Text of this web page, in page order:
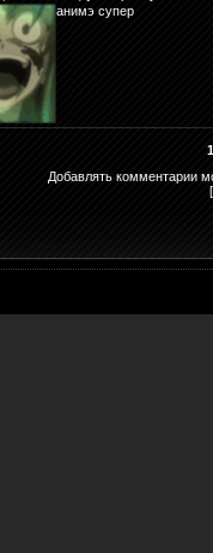
анимэ супер
Добавлять комментарии